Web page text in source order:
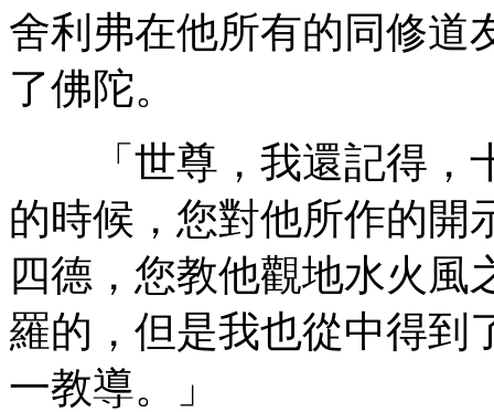
舍利弗在他所有的同修道
了佛陀。
「世尊，我還記得，
的時候，您對他所作的開
四德，您教他觀地水火風
羅的，但是我也從中得到
一教導。」